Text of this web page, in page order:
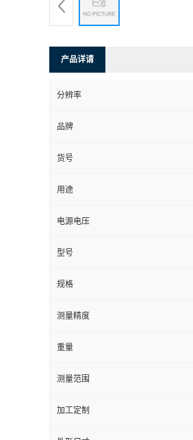
产品详请
分辨率
品牌
货号
用途
电源电压
型号
规格
测量精度
重量
测量范围
加工定制